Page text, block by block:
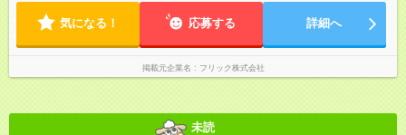
気になる！ 応募する 詳細へ
掲載元企業名 フリック株式会社
未読